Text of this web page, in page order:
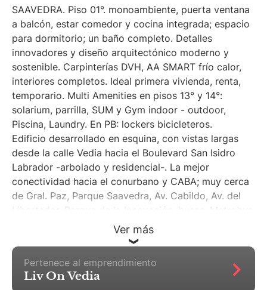
SAAVEDRA. Piso 01°. monoambiente, puerta ventana
a balcón, estar comedor y cocina integrada; espacio
para dormitorio; un baño completo. Detalles
innovadores y diseño arquitectónico moderno y
sostenible. Carpinterías DVH, AA SMART frío calor,
interiores completos. Ideal primera vivienda, renta,
temporario. Multi Amenities en pisos 13° y 14°:
solarium, parrilla, SUM y Gym indoor - outdoor,
Piscina, Laundry. En PB: lockers bicicleteros.
Edificio desarrollado en esquina, con vistas largas
desde la calle Vedia hacia el Boulevard San Isidro
Labrador -arbolado y residencial-. La mejor
conectividad hacia el conurbano y CABA; muy cerca
de Gral. Paz, Parque Saavedra, Av. Cabildo, Av. del
Libertador, Parque de la Innovación, buses, Metrobus.
Formas de pago: ** Contado en U$s. ** Anticipo del
30% en U$s + saldo del 70% en pesos en 30 cuotas
consecutivas y mensuales con ajuste mensual por
Índice de la CAC (mismo precio que el de venta al
Ver más
Pertenece al emprendimiento
Liv On Vedia